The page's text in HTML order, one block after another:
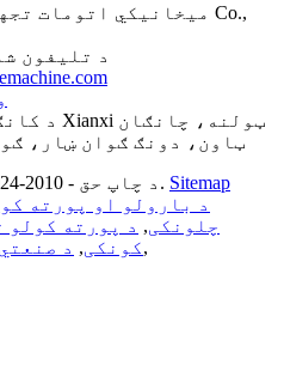
د تلیفون
ټاون، دونګ ګوان ښار،
© د چاپ حق - 2010-2024: ټول حقونه خوندي دي. Sitemap
د بارولو او پورته
چلونکی, د پورته کولو
کونکی, د ,